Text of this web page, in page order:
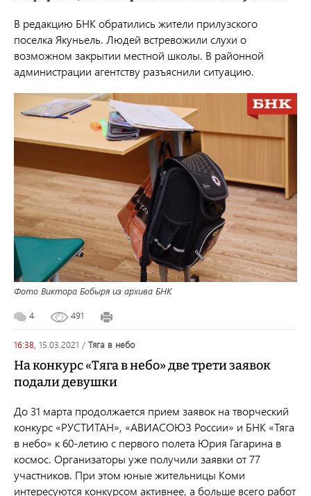
В редакцию БНК обратились жители прилузского
поселка Якуньель. Людей встревожили слухи о
возможном закрытии местной школы. В районной
администрации агентству разъяснили ситуацию.
Фото Виктора Бобыря из архива БНК
4 491
16:38, 15.03.2021 / тяга в небо
На конкурс «Тяга в небо» две трети заявок
подали девушки
До 31 марта продолжается прием заявок на творческий
конкурс «РУСТИТАН», «АВИАСОЮЗ России» и БНК «Тяга
в небо» к 60-летию с первого полета Юрия Гагарина в
космос. Организаторы уже получили заявки от 77
участников. При этом юные жительницы Коми
интересуются конкурсом активнее, а больше всего работ